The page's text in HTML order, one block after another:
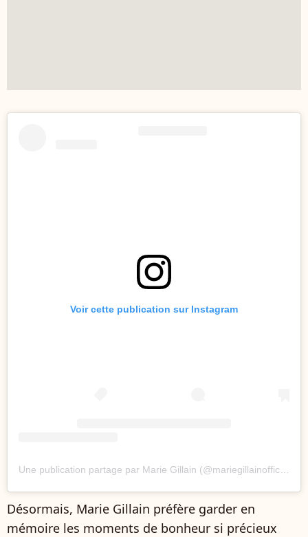
Voir cette publication sur Instagram
Désormais, Marie Gillain préfère garder en
mémoire les moments de bonheur si précieux